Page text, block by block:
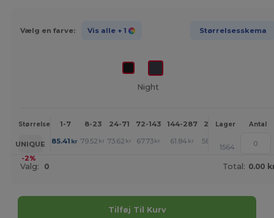
Vælg en farve: Vis alle + 1 Størrelsesskema
Night
Størrelse 1-7 8-23 24-71 72-143 144-287 288 + Mere
Lager Antal
UNIQUE
-2%
85.41 kr 79.52 kr 73.62 kr 67.73 kr 61.84 kr 58.93
1564
Valg: 0 Total: 0.00
Tilføj Til Kurv